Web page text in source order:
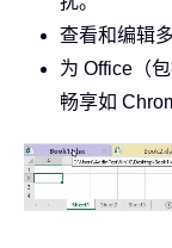
查看和编辑
为 Office（
畅享如